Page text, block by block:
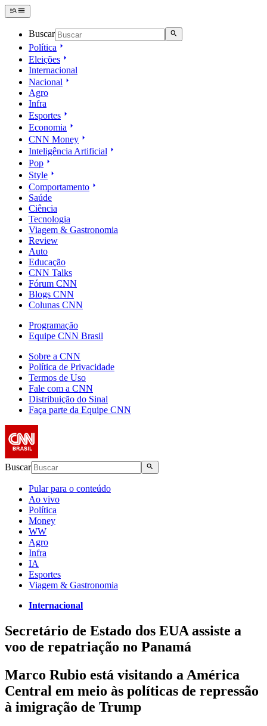
Buscar
Política
Eleições
Internacional
Nacional
Agro
Infra
Esportes
Economia
CNN Money
Inteligência Artificial
Pop
Style
Comportamento
Saúde
Ciência
Tecnologia
Viagem & Gastronomia
Review
Auto
Educação
CNN Talks
Fórum CNN
Blogs CNN
Colunas CNN
Programação
Equipe CNN Brasil
Sobre a CNN
Política de Privacidade
Termos de Uso
Fale com a CNN
Distribuição do Sinal
Faça parte da Equipe CNN
Buscar
Pular para o conteúdo
Ao vivo
Política
Money
WW
Agro
Infra
IA
Esportes
Viagem & Gastronomia
Internacional
Secretário de Estado dos EUA assiste a
voo de repatriação no Panamá
Marco Rubio está visitando a América
Central em meio às políticas de repressão
à imigração de Trump